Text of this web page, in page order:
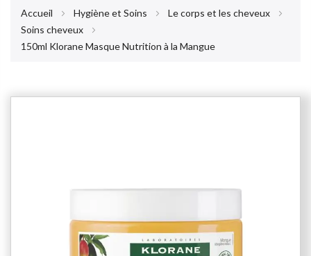
Accueil Hygiène et Soins
Le corps et les cheveux
Soins cheveux
150ml Klorane Masque Nutrition à la Mangue